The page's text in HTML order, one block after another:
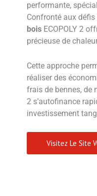
performante,
Confronté aux défis
bois ECOPOLY 2
précieuse de
Cette approche
réaliser des
frais de bennes, de
2 s’autofinance
investissement
Visitez Le Site